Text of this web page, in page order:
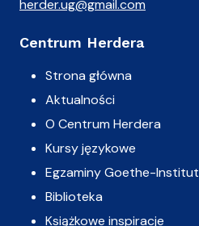
herder.ug@gmail.com
Centrum Herdera
Strona główna
Aktualności
O Centrum Herdera
Kursy językowe
Egzaminy Goethe-Institut
Biblioteka
Książkowe inspiracje